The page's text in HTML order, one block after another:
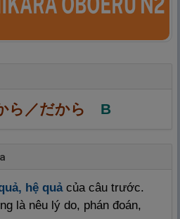
ら／だから B
hệ quảcủa câu trước.
là nêu lý do, phán đoán,